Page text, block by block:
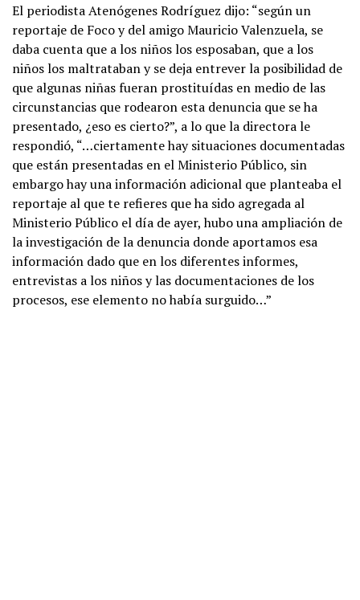
El periodista Atenógenes Rodríguez dijo: “según un
reportaje de Foco y del amigo Mauricio Valenzuela, se
daba cuenta que a los niños los esposaban, que a los
niños los maltrataban y se deja entrever la posibilidad de
que algunas niñas fueran prostituídas en medio de las
circunstancias que rodearon esta denuncia que se ha
presentado, ¿eso es cierto?”, a lo que la directora le
respondió, “…ciertamente hay situaciones documentadas
que están presentadas en el Ministerio Público, sin
embargo hay una información adicional que planteaba el
reportaje al que te refieres que ha sido agregada al
Ministerio Público el día de ayer, hubo una ampliación de
la investigación de la denuncia donde aportamos esa
información dado que en los diferentes informes,
entrevistas a los niños y las documentaciones de los
procesos, ese elemento no había surguido…”